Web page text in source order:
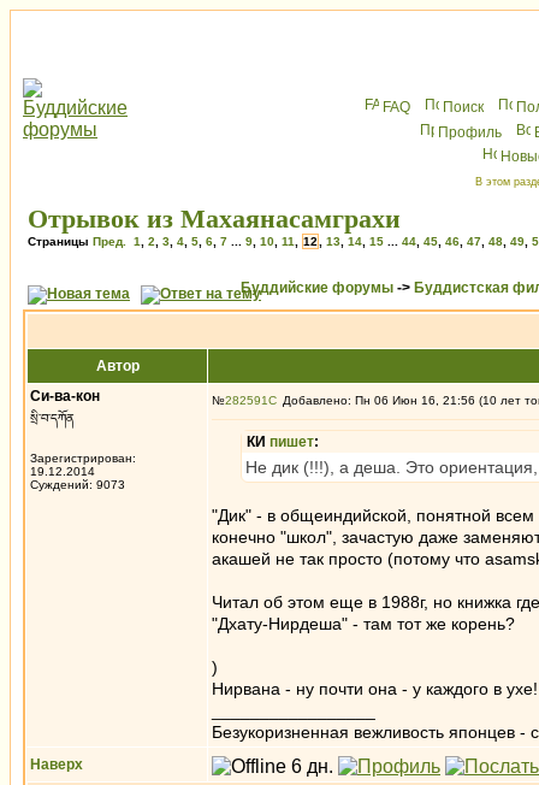
FAQ Поиск
Профиль
В этом
Отрывок из Махаянасамграхи
Страницы Пред. 1 2 3 4 5 6 7 9 10 11 12 13 14 15 44 45 46 47 48 49
Буддийские форумы -> Буддистская
Автор
Си-ва-кон
སྲི་བ་དཀོན
Зарегистрирован:
19.12.2014
Суждений: 9073
№282591 Добавлено: Пн 06 Июн 16, 21:56 (10 лет
КИ пишет:
Не дик (!!!), а деша. Это
"Дик" - в общеиндийской, понятной
конечно "школ", зачастую даже
акашей не так просто (потому что
Читал об этом еще в 1988г, но книжка
"Дхату-Нирдеша" - там тот же корень?
)
Нирвана - ну почти она - у каждого в
Безукоризненная вежливость японцев -
Наверх